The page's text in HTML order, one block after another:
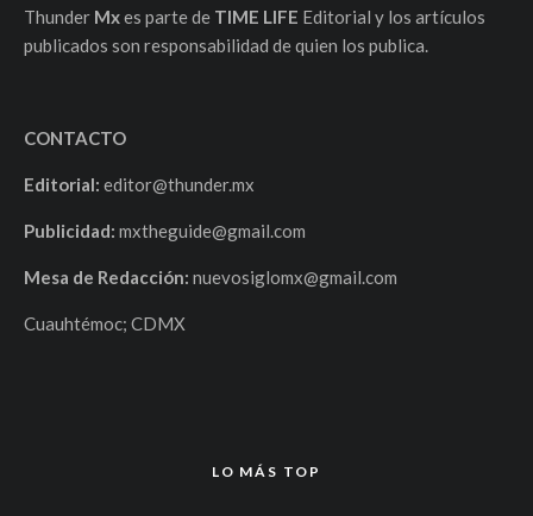
Thunder Mxes parte de TIME LIFE Editorial y los artículos
publicados son responsabilidad de quien los publica.
CONTACTO
Editorial: editor@thunder.mx
Publicidad: mxtheguide@gmail.com
Mesa de Redacción: nuevosiglomx@gmail.com
Cuauhtémoc; CDMX
LO MÁS TOP